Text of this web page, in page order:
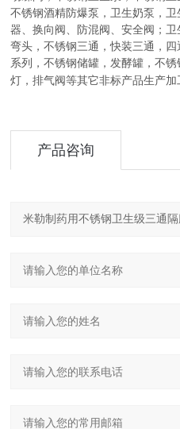
不锈钢酒精防爆泵，卫生奶泵，卫
器、换向阀、防混阀、安全阀 ；卫
弯头，不锈钢三通，快装三通，
系列 ，不锈钢储罐，发酵罐，不
灯，排气阀等其它非标产品生产加
产品咨询